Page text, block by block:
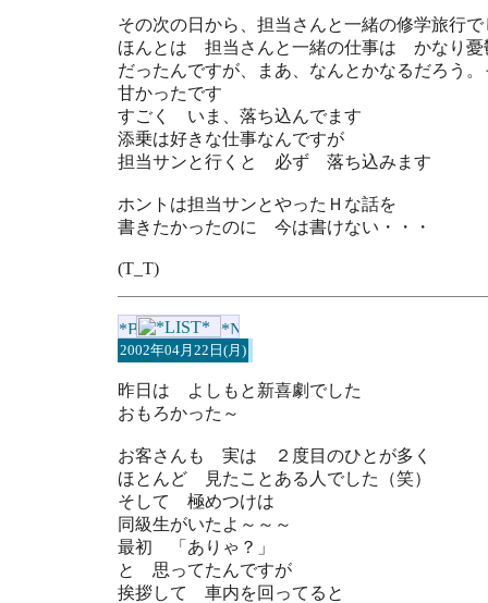
その次の日から、担当さんと一緒の修学旅行で
ほんとは 担当さんと一緒の仕事は かなり憂
だったんですが、まあ、なんとかなるだろう。
甘かったです
すごく いま、落ち込んでます
添乗は好きな仕事なんですが
担当サンと行くと 必ず 落ち込みます
ホントは担当サンとやったＨな話を
書きたかったのに 今は書けない・・・
(T_T)
2002年04月22日(月)
昨日は よしもと新喜劇でした
おもろかった～
お客さんも 実は ２度目のひとが多く
ほとんど 見たことある人でした（笑）
そして 極めつけは
同級生がいたよ～～～
最初 「ありゃ？」
と 思ってたんですが
挨拶して 車内を回ってると